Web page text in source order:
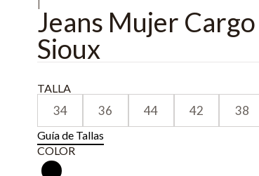
Jeans Mujer
Sioux
TALLA
34 36 44 42 38
Guía de Tallas
COLOR